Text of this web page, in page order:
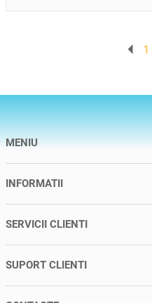
1
MENIU
INFORMATII
SERVICII CLIENTI
SUPORT CLIENTI